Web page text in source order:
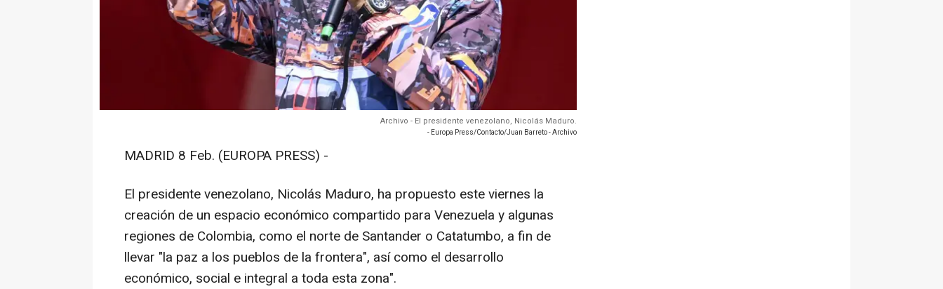
Archivo - El presidente venezolano, Nicolás Maduro.
- Europa Press/Contacto/Juan Barreto - Archivo
MADRID 8 Feb. (EUROPA PRESS) -
El presidente venezolano, Nicolás Maduro, ha propuesto este viernes la
creación de un espacio económico compartido para Venezuela y algunas
regiones de Colombia, como el norte de Santander o Catatumbo, a fin de
llevar "la paz a los pueblos de la frontera", así como el desarrollo
económico, social e integral a toda esta zona".